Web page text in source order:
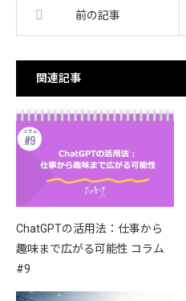
前の記事
関連記事
ChatGPTの活用法：仕事から
趣味まで広がる可能性 コラム
#9